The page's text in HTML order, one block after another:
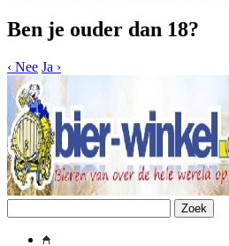
Ben je ouder dan 18?
‹ Nee Ja ›